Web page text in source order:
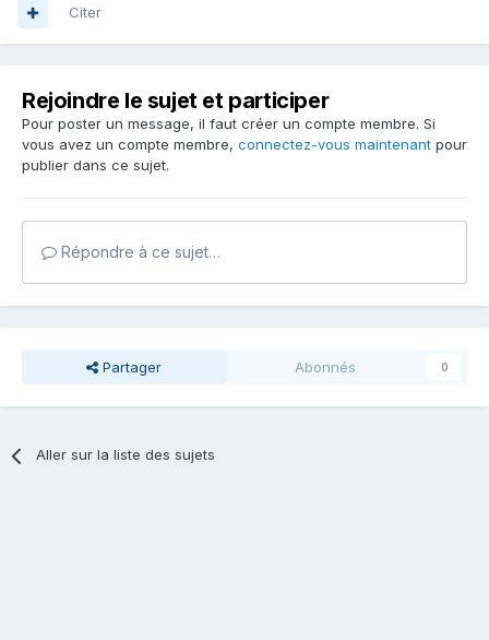
Citer
Rejoindre le sujet et participer
Pour poster un message, il faut créer un compte membre. Si
vous avez un compte membre, connectez-vous maintenant pour
publier dans ce sujet.
Répondre à ce sujet…
Partager Abonnés 0
Aller sur la liste des sujets